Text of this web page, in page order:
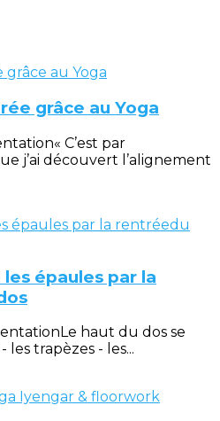
grâce au Yoga
C’est par
j’ai découvert l’alignement
épaules par la
haut du dos se
trapèzes - les...